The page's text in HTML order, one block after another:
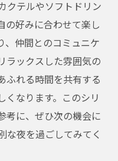
クテルやソフトドリン
の好みに合わせて楽し
、仲間とのコミュニケ
ラックスした雰囲気の
ふれる時間を共有する
くなります。このシリ
考に、ぜひ次の機会に
な夜を過ごしてみてく